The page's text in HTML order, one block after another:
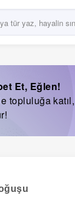
Et, Eğlen!
topluluğa